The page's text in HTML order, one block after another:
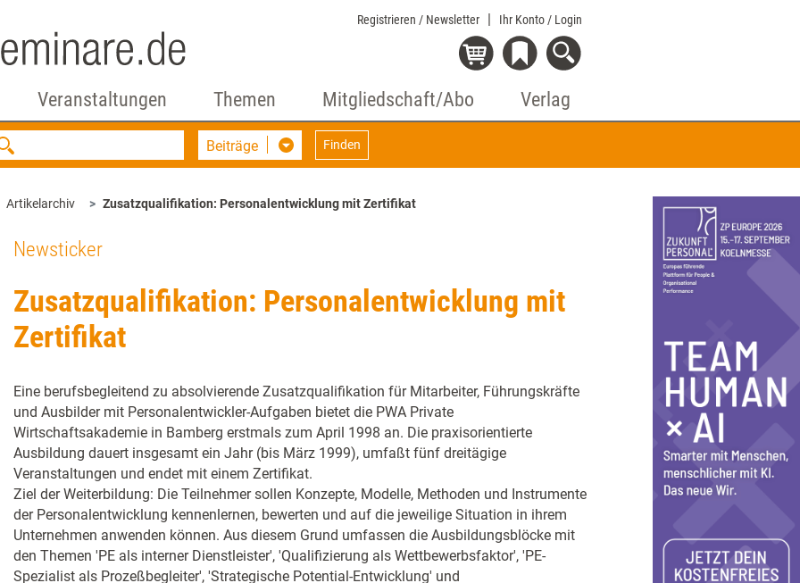
Registrieren / Newsletter Ihr Konto / Login
Veranstaltungen Themen Mitgliedschaft/Abo Verlag
Beiträge Finden
Artikelarchiv Zusatzqualifikation: Personalentwicklung mit Zertifikat
Newsticker
Zusatzqualifikation: Personalentwicklung mit
Zertifikat
Eine berufsbegleitend zu absolvierende Zusatzqualifikation für Mitarbeiter, Führungskräfte
und Ausbilder mit Personalentwickler-Aufgaben bietet die PWA Private
Wirtschaftsakademie in Bamberg erstmals zum April 1998 an. Die praxisorientierte
Ausbildung dauert insgesamt ein Jahr (bis März 1999), umfaßt fünf dreitägige
Veranstaltungen und endet mit einem Zertifikat.
Ziel der Weiterbildung: Die Teilnehmer sollen Konzepte, Modelle, Methoden und Instrumente
der Personalentwicklung kennenlernen, bewerten und auf die jeweilige Situation in ihrem
Unternehmen anwenden können. Aus diesem Grund umfassen die Ausbildungsblöcke mit
den Themen 'PE als interner Dienstleister', 'Qualifizierung als Wettbewerbsfaktor', 'PE-
Spezialist als Prozeßbegleiter', 'Strategische Potential-Entwicklung' und